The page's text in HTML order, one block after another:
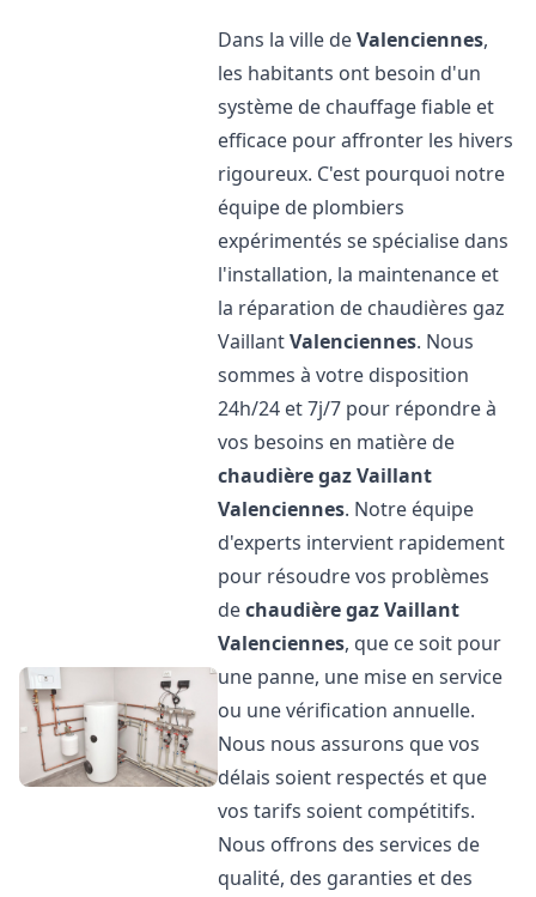
Dans la ville deValenciennes,
les habitants ont besoin d'un
système de chauffage fiable et
efficace pour affronter les hivers
rigoureux. C'est pourquoi notre
équipe de plombiers
expérimentés se spécialise dans
l'installation, la maintenance et
la réparation de chaudières gaz
VaillantValenciennes. Nous
sommes à votre disposition
24h/24 et 7j/7 pour répondre à
vos besoins en matière de
chaudière gaz Vaillant
Valenciennes. Notre équipe
d'experts intervient rapidement
pour résoudre vos problèmes
dechaudière gaz Vaillant
Valenciennes, que ce soit pour
une panne, une mise en service
ou une vérification annuelle.
Nous nous assurons que vos
délais soient respectés et que
vos tarifs soient compétitifs.
Nous offrons des services de
qualité, des garanties et des